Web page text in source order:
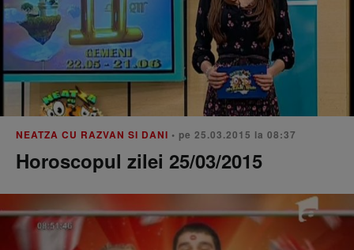
NEATZA CU RAZVAN SI DANI • pe 25.03.2015 la 08:37
Horoscopul zilei 25/03/2015